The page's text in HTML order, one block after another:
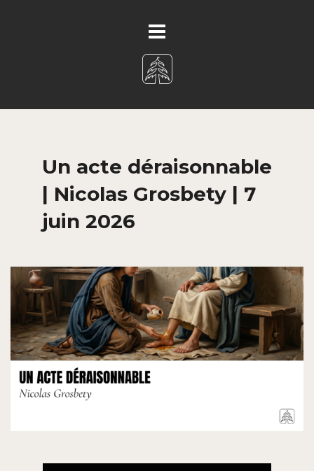
Un acte déraisonnable
| Nicolas Grosbety | 7
juin 2026